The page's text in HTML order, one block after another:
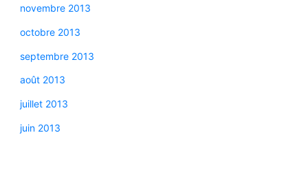
novembre 2013
octobre 2013
septembre 2013
août 2013
juillet 2013
juin 2013